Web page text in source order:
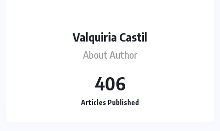
Valquiria Castil
About Author
406
Articles Published